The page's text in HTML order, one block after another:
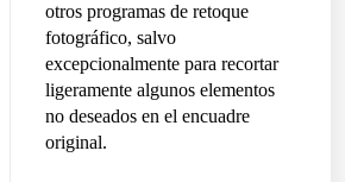
otros programas de retoque
fotográfico, salvo
excepcionalmente para recortar
ligeramente algunos elementos
no deseados en el encuadre
original.